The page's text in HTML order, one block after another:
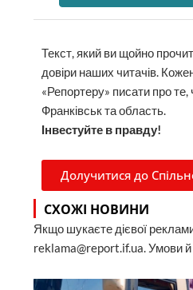
Текст, який ви щойно
довіри наших читачів.
«Репортеру» писати про
Франківськ та область.
Інвестуйте в правду!
Долучитися до
СХОЖІ НОВИНИ
Якщо шукаєте дієвої
reklama@report.if.ua. Умови